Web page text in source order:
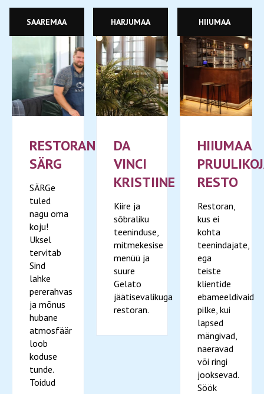
SAAREMAA
RESTORAN
SÄRG
SÄRGe
tuled
nagu oma
koju!
Uksel
tervitab
Sind
lahke
pererahvas
ja mõnus
hubane
atmosfäär
loob
koduse
tunde.
Toidud
HARJUMAA
DA
VINCI
KRISTIINE
Kiire ja
sõbraliku
teeninduse,
mitmekesise
menüü ja
suure
Gelato
jäätisevalikuga
restoran.
HIIUMAA
HIIUMAA
RESTO
Restoran,
kus ei
kohta
teenindajate,
ega
teiste
klientide
ebameeldivaid
pilke, kui
lapsed
mängivad,
naeravad
või ringi
jooksevad.
Söök